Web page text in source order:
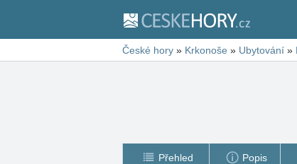
České hory » Krkonoše » Ubytování »
Přehled Popis